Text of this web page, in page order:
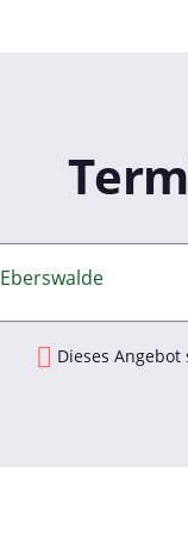
Eberswalde
Dieses